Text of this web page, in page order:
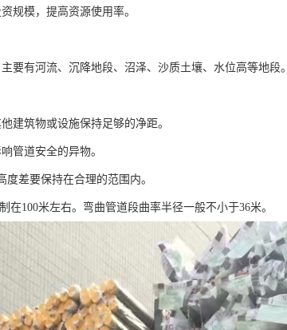
规模，提高资源使用率。
要有河流、沉降地段、沼泽、沙质土壤、水位高等地段。
建筑物或设施保持足够的净距。
管道安全的异物。
度差要保持在合理的范围内。
在100米左右。弯曲管道段曲率半径一般不小于36米。